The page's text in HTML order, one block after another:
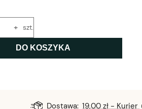
+ szt.
DO KOSZYKA
Dostawa: 19,00 zł - Kurier